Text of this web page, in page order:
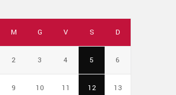
M G V S D
2 3 4 5 6
9 10 11 12 13